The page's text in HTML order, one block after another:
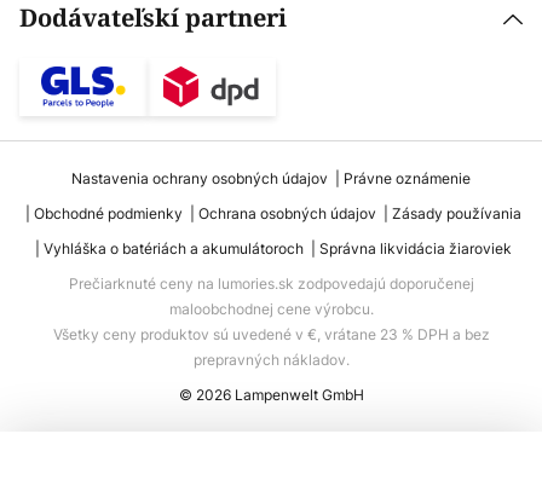
Dodávateľskí partneri
Nastavenia ochrany osobných údajov
Právne oznámenie
Obchodné podmienky
Ochrana osobných údajov
Zásady používania
Vyhláška o batériách a akumulátoroch
Správna likvidácia žiaroviek
Prečiarknuté ceny na lumories.sk zodpovedajú doporučenej
maloobchodnej cene výrobcu.
Všetky ceny produktov sú uvedené v €, vrátane 23 % DPH a bez
prepravných nákladov.
© 2026 Lampenwelt GmbH